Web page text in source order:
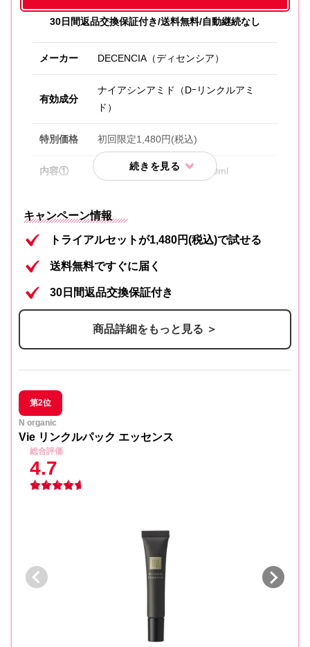
30日間返品交換保証付き/送料無料/自動継続なし
メーカー DECENCIA（ディセンシア）
有効成分
ナイアシンアミド（Dｰリンクルアミ
ド）
特別価格 初回限定1,480円(税込)
内容① ディセンシアローション 20ml
内容②
レート 8ml〈医薬部外品〉
内容③
レート 8ml〈医薬部外品〉
内容④ ディセンシアクリーム 8g
デイエッセンス ミニ(10日分)
キャンペーン情報
トライアルセットが1,480円(税込)で試せる
送料無料ですぐに届く
30日間返品交換保証付き
商品詳細をもっと見る ＞
第2位
N organic
Vie リンクルパック エッセンス
総合評価
4.7